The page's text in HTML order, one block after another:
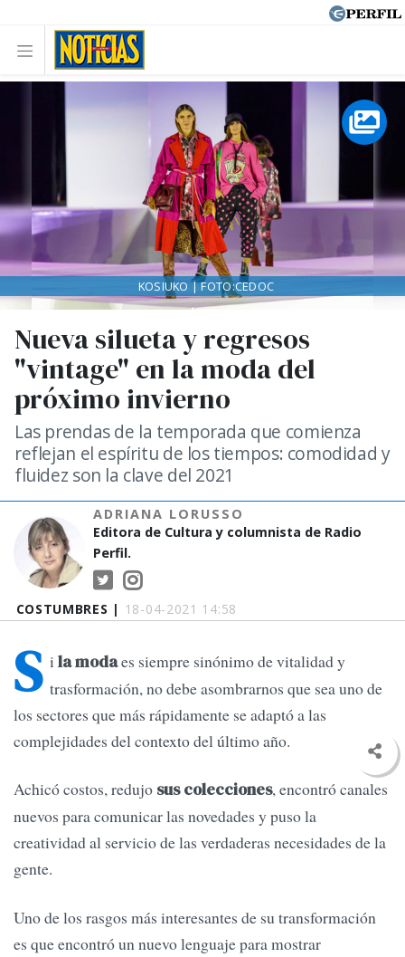
COSTUMBRES | 18-04-2021 14:58
Nueva silueta y regresos
"vintage" en la moda del
próximo invierno
Las prendas de la temporada que comienza
reflejan el espíritu de los tiempos: comodidad y
fluidez son la clave del 2021
ADRIANA LORUSSO
Editora de Cultura y columnista de Radio
Perfil.
KOSIUKO | FOTO:CEDOC
S i la modaes siempre sinónimo de vitalidad y
trasformación, no debe asombrarnos que sea uno de
los sectores que más rápidamente se adaptó a las
complejidades del contexto del último año.
Achicó costos, redujo sus colecciones, encontró canales
nuevos para comunicar las novedades y puso la
creatividad al servicio de las verdaderas necesidades de la
gente.
Uno de los rasgos más interesantes de su transformación
es que encontró un nuevo lenguaje para mostrar